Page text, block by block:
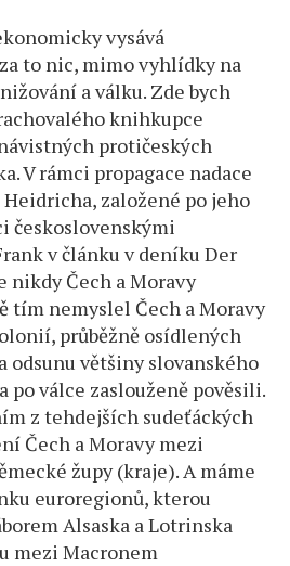
vysává
to nic, mimo vyhlídky na
a válku. Zde bych
knihkupce
protičeských
V rámci propagace nadace
založené po jeho
československými
v článku v deníku Der
nikdy Čech a Moravy
tím nemyslel Čech a Moravy
průběžně osídlených
odsunu většiny slovanského
po válce zaslouženě pověsili.
z tehdejších sudeťáckých
Čech a Moravy mezi
župy (kraje). A máme
euroregionů, kterou
Alsaska a Lotrinska
mezi Macronem